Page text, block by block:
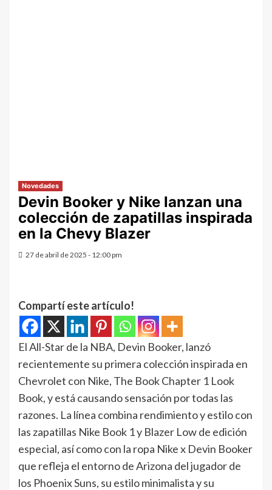
Novedades
Devin Booker y Nike lanzan una
colección de zapatillas inspirada
en la Chevy Blazer
27 de abril de 2025 - 12:00 pm
Compartí este artículo!
El All-Star de la NBA, Devin Booker, lanzó
recientemente su primera colección inspirada en
Chevrolet con Nike, The Book Chapter 1 Look
Book, y está causando sensación por todas las
razones. La línea combina rendimiento y estilo con
las zapatillas Nike Book 1 y Blazer Low de edición
especial, así como con la ropa Nike x Devin Booker
que refleja el entorno de Arizona del jugador de
los Phoenix Suns, su estilo minimalista y su